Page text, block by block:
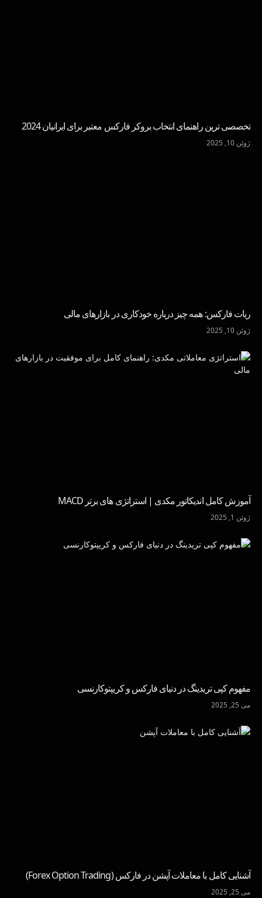
تخصصی ترین راهنمای انتخاب بروکر فارکس معتبر برای ایرانیان 2024
ژوئن 10, 2025
ربات فارکس: همه چیز درباره خودکاری در بازارهای مالی
ژوئن 10, 2025
آموزش کامل اندیکاتور مکدی | استراتژی های برتر MACD
ژوئن 1, 2025
مفهوم کپی تریدینگ در دنیای فارکس و کریپتوکارنسی
می 25, 2025
آشنایی کامل با معاملات آپشن در فارکس (Forex Option Trading)
می 25, 2025